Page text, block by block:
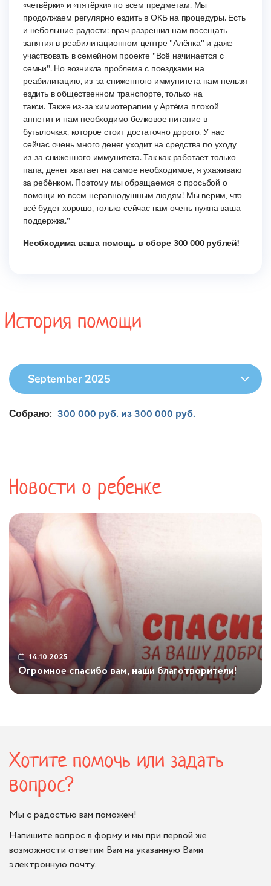
«четвёрки» и «пятёрки» по всем предметам. Мы
продолжаем регулярно ездить в ОКБ на процедуры. Есть
и небольшие радости: врач разрешил нам посещать
занятия в реабилитационном центре "Алёнка" и даже
участвовать в семейном проекте "Всё начинается с
семьи". Но возникла проблема с поездками на
реабилитацию, из-за сниженного иммунитета нам нельзя
ездить в общественном транспорте, только на
такси. Также из-за химиотерапии у Артёма плохой
аппетит и нам необходимо белковое питание в
бутылочках, которое стоит достаточно дорого. У нас
сейчас очень много денег уходит на средства по уходу
из-за сниженного иммунитета. Так как работает только
папа, денег хватает на самое необходимое, я ухаживаю
за ребёнком. Поэтому мы обращаемся с просьбой о
помощи ко всем неравнодушным людям! Мы верим, что
всё будет хорошо, только сейчас нам очень нужна ваша
поддержка."
Необходима ваша помощь в сборе 300 000 рублей!
История помощи
September 2025
Собрано: 300 000 руб. из 300 000 руб.
Новости о ребенке
14.10.2025
Огромное спасибо вам, наши благотворители!
Хотите помочь или задать
вопрос?
Мы с радостью вам поможем!
Напишите вопрос в форму и мы при первой же
возможности ответим Вам на указанную Вами
электронную почту.